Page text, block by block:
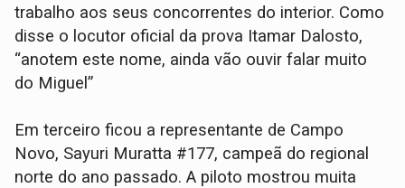
trabalho aos seus concorrentes do interior. Como
disse o locutor oficial da prova Itamar Dalosto,
“anotem este nome, ainda vão ouvir falar muito
do Miguel”
Em terceiro ficou a representante de Campo
Novo, Sayuri Muratta #177, campeã do regional
norte do ano passado. A piloto mostrou muita